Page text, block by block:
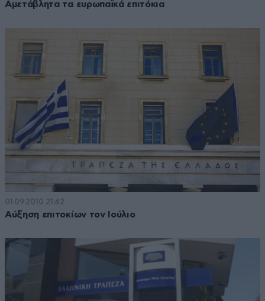
Αμετάβλητα τα ευρωπαϊκά επιτόκια
01·09·2010 21:42
Αύξηση επιτοκίων τον Ιούλιο